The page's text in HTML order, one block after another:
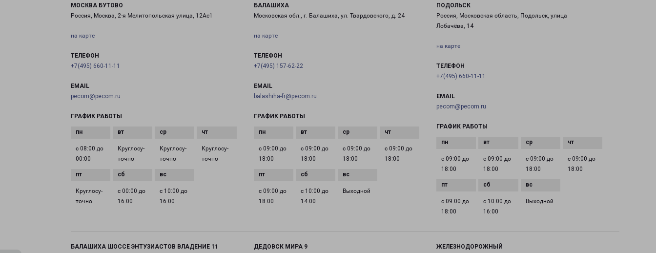
МОСКВА БУТОВО
Россия, Москва, 2-я Мелитопольская улица, 12Ас1
на карте
ТЕЛЕФОН
+7(495) 660-11-11
EMAIL
pecom@pecom.ru
ГРАФИК РАБОТЫ
с 08:00 до
00:00
Круглосу­
точно
Круглосу­
точно
Круглосу­
точно
Круглосу­
точно
с 00:00 до
16:00
с 10:00 до
16:00
БАЛАШИХА
Московская обл., г. Балашиха, ул. Твардовского, д. 24
на карте
ТЕЛЕФОН
+7(495) 157-62-22
EMAIL
balashiha-fr@pecom.ru
ГРАФИК РАБОТЫ
с 09:00 до
18:00
с 09:00 до
18:00
с 09:00 до
18:00
с 09:00 до
18:00
с 09:00 до
18:00
с 10:00 до
14:00
Выходной
ПОДОЛЬСК
Россия, Московская область, Подольск, улица
Лобачёва, 14
на карте
ТЕЛЕФОН
+7(495) 660-11-11
EMAIL
pecom@pecom.ru
ГРАФИК РАБОТЫ
с 09:00 до
18:00
с 09:00 до
18:00
с 09:00 до
18:00
с 09:00 до
18:00
с 09:00 до
18:00
с 10:00 до
16:00
Выходной
БАЛАШИХА ШОССЕ ЭНТУЗИАСТОВ ВЛАДЕНИЕ 11
ДЕДОВСК МИРА 9
ЖЕЛЕЗНОДОРОЖНЫЙ